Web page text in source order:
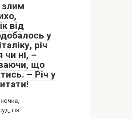
злим
від
у
річ
чи ні, –
що
– Річ у
і із